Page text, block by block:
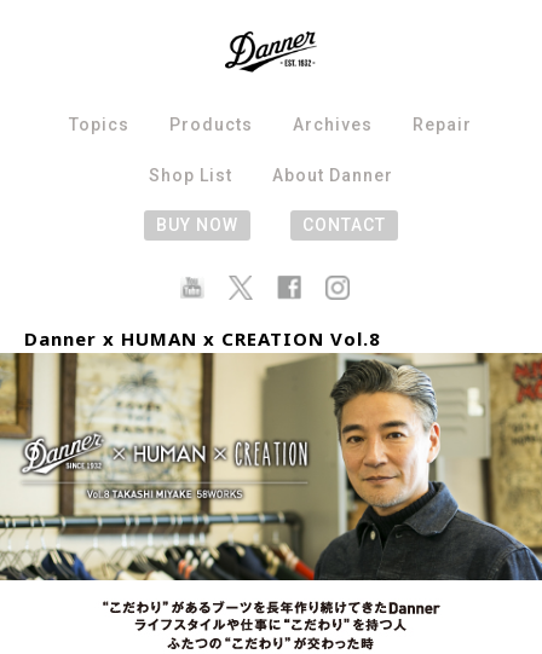
Topics Products Archives Repair
Shop List About Danner
BUY NOW CONTACT
Danner x HUMAN x CREATION Vol.8